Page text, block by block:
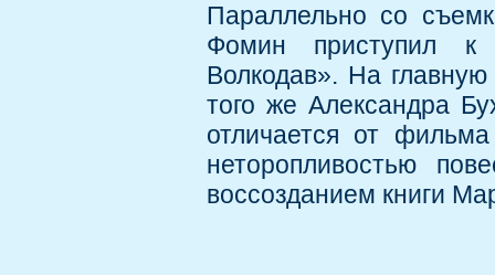
Параллельно со
Фомин приступил к
Волкодав». На
того же Александра
отличается от
неторопливостью
воссозданием книги